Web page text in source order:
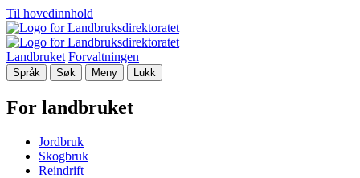
Til hovedinnhold
Landbruket Forvaltningen
Språk Søk Meny Lukk
For landbruket
Jordbruk
Skogbruk
Reindrift